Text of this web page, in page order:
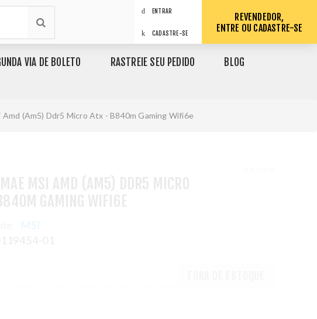
ENTRAR
CADASTRE-SE
REVENDEDOR,
ENTRE OU CADASTRE-SE
VIA DE BOLETO RASTREIE SEU PEDIDO BLOG
Amd (Am5) Ddr5 Micro Atx - B840m Gaming Wifi6e
MSI